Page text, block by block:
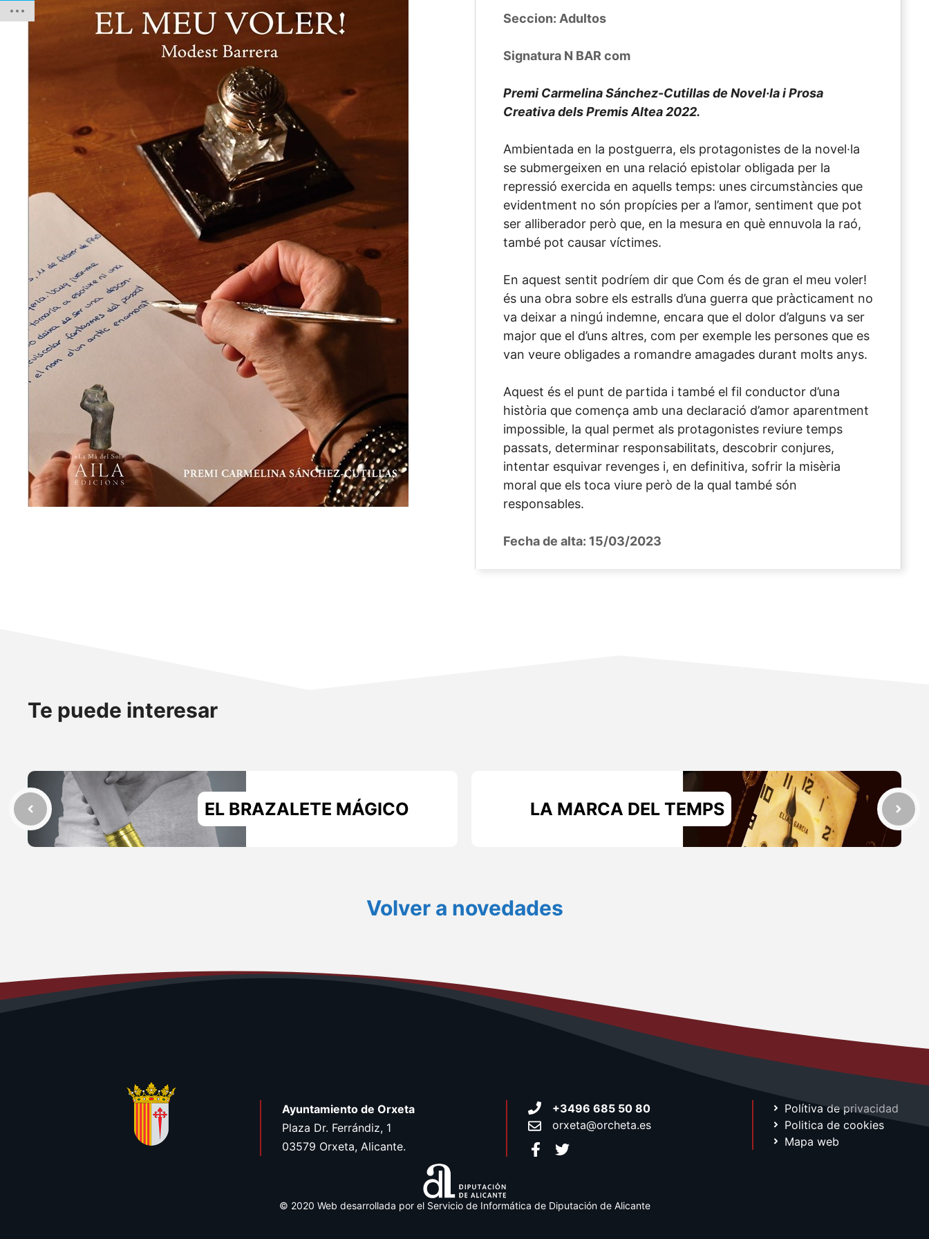
Seccion: Adultos
Signatura N BAR com
Premi Carmelina Sánchez-Cutillas de Novel·la i Prosa
Creativa dels Premis Altea 2022.
Ambientada en la postguerra, els protagonistes de la novel·la
se submergeixen en una relació epistolar obligada per la
repressió exercida en aquells temps: unes circumstàncies que
evidentment no són propícies per a l’amor, sentiment que pot
ser alliberador però que, en la mesura en què ennuvola la raó,
també pot causar víctimes.
En aquest sentit podríem dir que Com és de gran el meu voler!
és una obra sobre els estralls d’una guerra que pràcticament no
va deixar a ningú indemne, encara que el dolor d’alguns va ser
major que el d’uns altres, com per exemple les persones que es
van veure obligades a romandre amagades durant molts anys.
Aquest és el punt de partida i també el fil conductor d’una
història que comença amb una declaració d’amor aparentment
impossible, la qual permet als protagonistes reviure temps
passats, determinar responsabilitats, descobrir conjures,
intentar esquivar revenges i, en definitiva, sofrir la misèria
moral que els toca viure però de la qual també són
responsables.
Fecha de alta: 15/03/2023
Te puede interesar
EL BRAZALETE MÁGICO LA MARCA DEL TEMPS
Volver a novedades
Ayuntamiento de Orxeta
Plaza Dr. Ferrándiz, 1
03579 Orxeta, Alicante.
+3496 685 50 80
orxeta@orcheta.es
Polítiva de privacidad
Politica de cookies
Mapa web
© 2020 Web desarrollada por el Servicio de Informática de Diputación de Alicante